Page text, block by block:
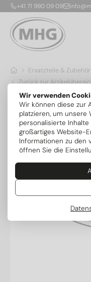
Wir verwenden
Wir können diese zur
platzieren, um unsere
personalisierte
großartiges Website-
Informationen zu den
öffnen Sie die
+41 71 990 09 09
Ersatzteile & Zubehör
Zurück zur